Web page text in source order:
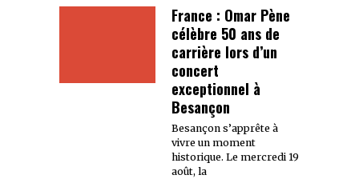
France : Omar Pène
célèbre 50 ans de
carrière lors d’un
concert
exceptionnel à
Besançon
Besançon s’apprête à
vivre un moment
historique. Le mercredi 19
août, la